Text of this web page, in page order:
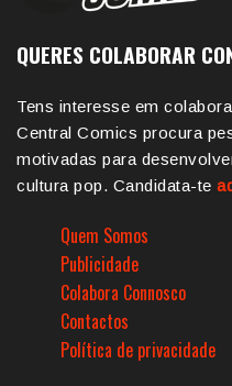
QUERES COLABORAR
Tens interesse em
Central Comics procura
motivadas para
cultura pop. Candidata-te
Quem Somos
Publicidade
Colabora Connosco
Contactos
Política de privacidade